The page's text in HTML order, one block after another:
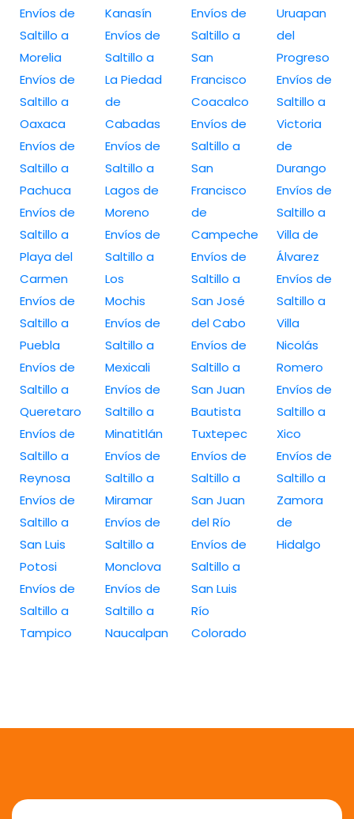
Envíos de
Saltillo a
Morelia
Envíos de
Saltillo a
Oaxaca
Envíos de
Saltillo a
Pachuca
Envíos de
Saltillo a
Playa del
Carmen
Envíos de
Saltillo a
Puebla
Envíos de
Saltillo a
Queretaro
Envíos de
Saltillo a
Reynosa
Envíos de
Saltillo a
San Luis
Potosi
Envíos de
Saltillo a
Tampico
Kanasín
Envíos de
Saltillo a
La Piedad
de
Cabadas
Envíos de
Saltillo a
Lagos de
Moreno
Envíos de
Saltillo a
Los
Mochis
Envíos de
Saltillo a
Mexicali
Envíos de
Saltillo a
Minatitlán
Envíos de
Saltillo a
Miramar
Envíos de
Saltillo a
Monclova
Envíos de
Saltillo a
Naucalpan
Envíos de
Saltillo a
San
Francisco
Coacalco
Envíos de
Saltillo a
San
Francisco
de
Campeche
Envíos de
Saltillo a
San José
del Cabo
Envíos de
Saltillo a
San Juan
Bautista
Tuxtepec
Envíos de
Saltillo a
San Juan
del Río
Envíos de
Saltillo a
San Luis
Río
Colorado
Uruapan
del
Progreso
Envíos de
Saltillo a
Victoria
de
Durango
Envíos de
Saltillo a
Villa de
Álvarez
Envíos de
Saltillo a
Villa
Nicolás
Romero
Envíos de
Saltillo a
Xico
Envíos de
Saltillo a
Zamora
de
Hidalgo